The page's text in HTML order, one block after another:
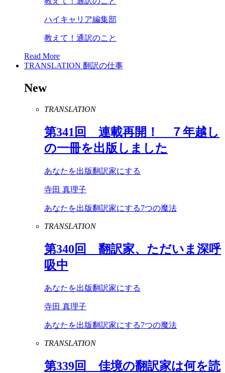
ハイキャリア編集部
教えて！通訳のこと
Read More
TRANSLATION 翻訳の仕事
New
TRANSLATION
第341 回 連載再開！ ７年越し
の一冊を出版しました
あなたを出版翻訳家にする
寺田 真理子
あなたを出版翻訳家にする7つの魔法
TRANSLATION
第340回 翻訳家、ただいま深呼
吸中
あなたを出版翻訳家にする
寺田 真理子
あなたを出版翻訳家にする7つの魔法
TRANSLATION
第339回 佳境の翻訳家は何を読